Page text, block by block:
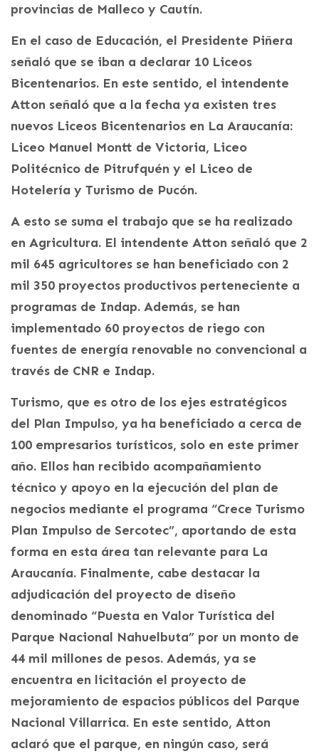
provincias de Malleco y Cautín.
En el caso de Educación, el Presidente Piñera
señaló que se iban a declarar 10 Liceos
Bicentenarios. En este sentido, el intendente
Atton señaló que a la fecha ya existen tres
nuevos Liceos Bicentenarios en La Araucanía:
Liceo Manuel Montt de Victoria, Liceo
Politécnico de Pitrufquén y el Liceo de
Hotelería y Turismo de Pucón.
A esto se suma el trabajo que se ha realizado
en Agricultura. El intendente Atton señaló que 2
mil 645 agricultores se han beneficiado con 2
mil 350 proyectos productivos perteneciente a
programas de Indap. Además, se han
implementado 60 proyectos de riego con
fuentes de energía renovable no convencional a
través de CNR e Indap.
Turismo, que es otro de los ejes estratégicos
del Plan Impulso, ya ha beneficiado a cerca de
100 empresarios turísticos, solo en este primer
año. Ellos han recibido acompañamiento
técnico y apoyo en la ejecución del plan de
negocios mediante el programa “Crece Turismo
Plan Impulso de Sercotec”, aportando de esta
forma en esta área tan relevante para La
Araucanía. Finalmente, cabe destacar la
adjudicación del proyecto de diseño
denominado “Puesta en Valor Turística del
Parque Nacional Nahuelbuta” por un monto de
44 mil millones de pesos. Además, ya se
encuentra en licitación el proyecto de
mejoramiento de espacios públicos del Parque
Nacional Villarrica. En este sentido, Atton
aclaró que el parque, en ningún caso, será